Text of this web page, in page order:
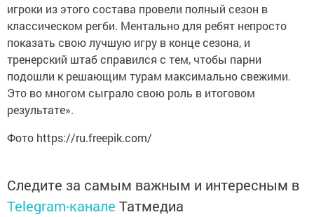
игроки из этого состава провели полный сезон в
классическом регби. Ментально для ребят непросто
показать свою лучшую игру в конце сезона, и
тренерский штаб справился с тем, чтобы парни
подошли к решающим турам максимально свежими.
Это во многом сыграло свою роль в итоговом
результате».
Фото https://ru.freepik.com/
Следите за самым важным и интересным в
Telegram-канале Татмедиа